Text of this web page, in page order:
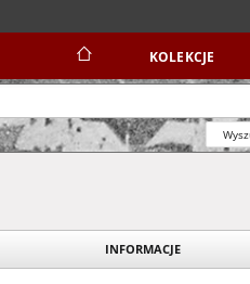
KOLEKCJE
INFORMACJE